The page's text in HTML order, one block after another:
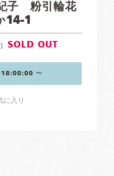
子 粉引輪花
1
SOLD OUT
〜
に入り